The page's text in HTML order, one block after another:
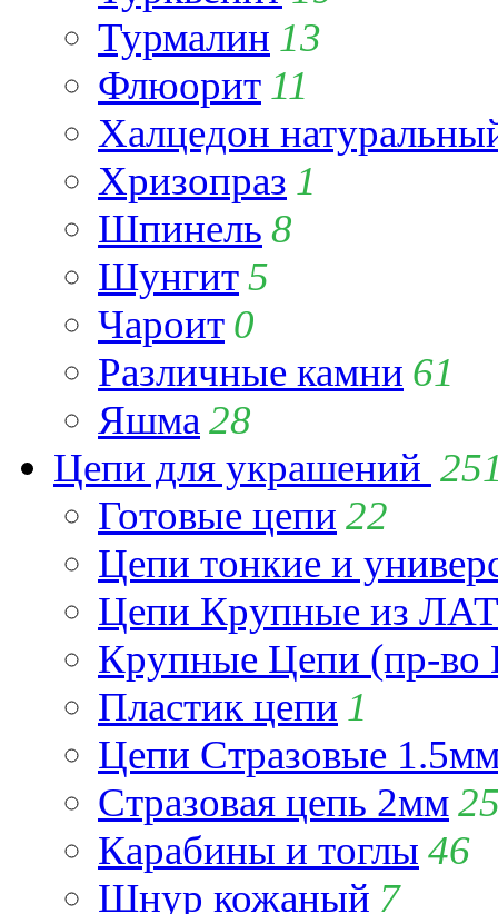
Турмалин 13
Флюорит 11
Халцедон
Хризопраз 1
Шпинель 8
Шунгит5
Чароит 0
Различные камни 61
Яшма 28
Цепи для украшений
Готовые цепи 22
Цепи тонкие и
Цепи Крупные из
Крупные Цепи (пр-во
Пластик цепи 1
Цепи Стразовые
Стразовая цепь 2мм
Карабины и тоглы 46
Шнур кожаный 7